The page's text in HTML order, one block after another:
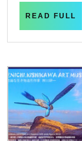
READ FULL